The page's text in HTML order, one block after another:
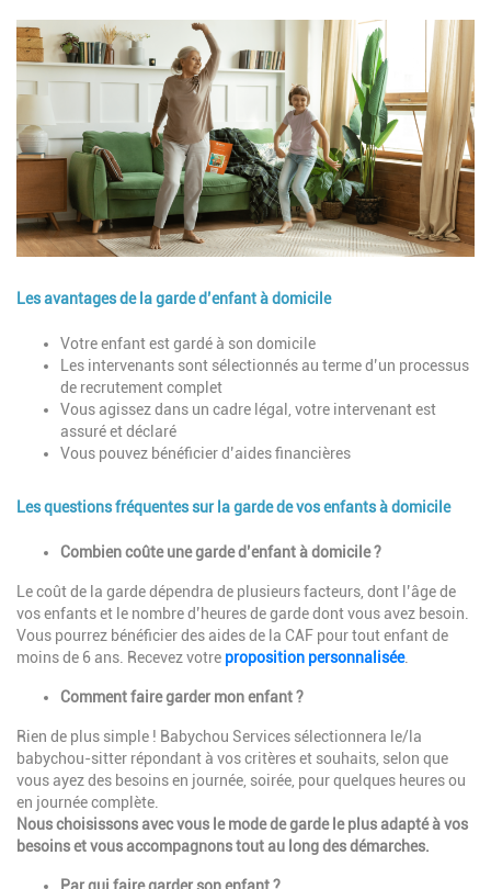
Image
Les avantages de la garde d’enfant à domicile
DescriptionVotre enfant est gardé à son domicile
Les intervenants sont sélectionnés au terme d’un processus
de recrutement complet
Vous agissez dans un cadre légal, votre intervenant est
assuré et déclaré
Vous pouvez bénéficier d’aides financières
Les questions fréquentes sur la garde de vos enfants à domicile
DescriptionCombien coûte une garde d’enfant à domicile ?
Le coût de la garde dépendra de plusieurs facteurs, dont l’âge de
vos enfants et le nombre d’heures de garde dont vous avez besoin.
Vous pourrez bénéficier des aides de la CAF pour tout enfant de
moins de 6 ans. Recevez votre proposition personnalisée.
Comment faire garder mon enfant ?
Rien de plus simple ! Babychou Services sélectionnera le/la
babychou-sitter répondant à vos critères et souhaits, selon que
vous ayez des besoins en journée, soirée, pour quelques heures ou
en journée complète.
Nous choisissons avec vous le mode de garde le plus adapté à vos
besoins et vous accompagnons tout au long des démarches.